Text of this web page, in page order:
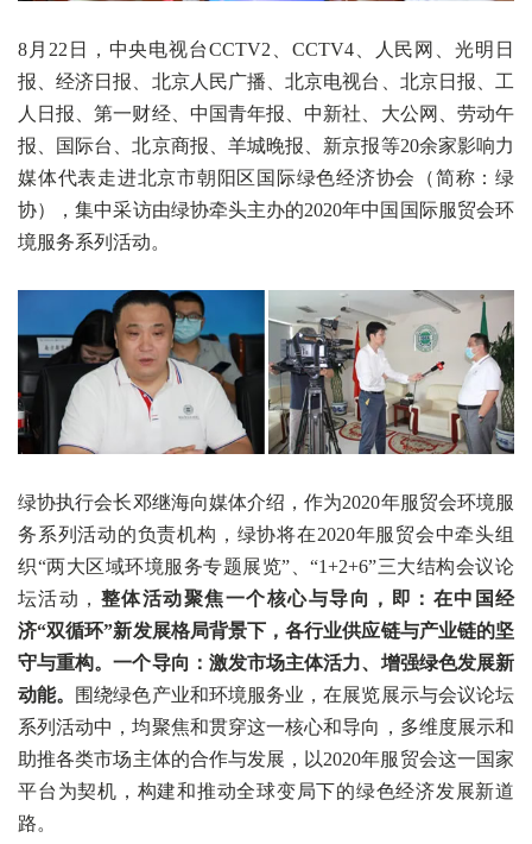
8月22日，中央电视台CCTV2、CCTV4、人民网、光明日
报、经济日报、北京人民广播、北京电视台、北京日报、工
人日报、第一财经、中国青年报、中新社、大公网、劳动午
报、国际台、北京商报、羊城晚报、新京报等20余家影响力
媒体代表走进北京市朝阳区国际绿色经济协会（简称：绿
协），集中采访由绿协牵头主办的2020年中国国际服贸会环
境服务系列活动。
绿协执行会长邓继海向媒体介绍，作为2020年服贸会环境服
务系列活动的负责机构，绿协将在2020年服贸会中牵头组
织“两大区域环境服务专题展览”、“1+2+6”三大结构会议论
坛活动， 整体活动聚焦一个核心与导向，即：在中国经
济“双循环”新发展格局背景下，各行业供应链与产业链的坚
守与重构。一个导向：激发市场主体活力、增强绿色发展新
动能。
围绕绿色产业和环境服务业，在展览展示与会议论坛
系列活动中，均聚焦和贯穿这一核心和导向，多维度展示和
助推各类市场主体的合作与发展，以2020年服贸会这一国家
平台为契机，构建和推动全球变局下的绿色经济发展新道
路。